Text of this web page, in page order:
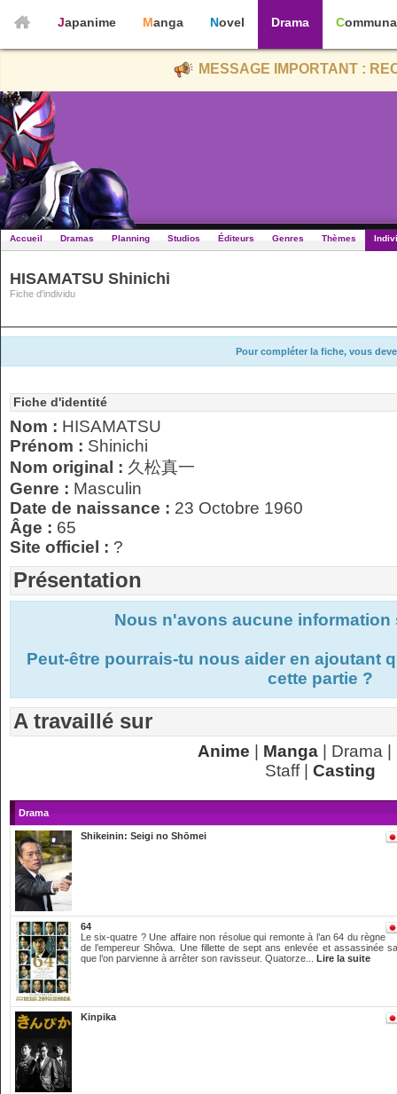
Japanime Manga Novel Drama
MESSAGE IMPORTANT :
Accueil Dramas Planning Studios Éditeurs Genres Thèmes
HISAMATSU Shinichi
Fiche d'individu
Pour compléter la fiche, vous
Fiche d'identité
Nom : HISAMATSU
Prénom : Shinichi
Nom original : 久松真一
Genre : Masculin
Date de naissance : 23 Octobre 1960
Âge : 65
Site officiel : ?
Présentation
Nous n'avons aucune
Peut-être pourrais-tu nous aider en ajoutant
cette partie ?
A travaillé sur
Anime Manga| Drama |
Staff | Casting
Drama
Shikeinin: Seigi no Shōmei
64
Le six-quatre ? Une affaire non résolue qui remonte à l’an 64 du règne
de l’empereur Shôwa. Une fillette de sept ans enlevée et assassinée
que l’on parvienne à arrêter son ravisseur. Quatorze... Lire la suite
Kinpika